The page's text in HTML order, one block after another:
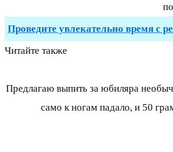
Проведите увлекательно время с
Читайте также
Предлагаю выпить за юбиляра
само к ногам падало, и 50